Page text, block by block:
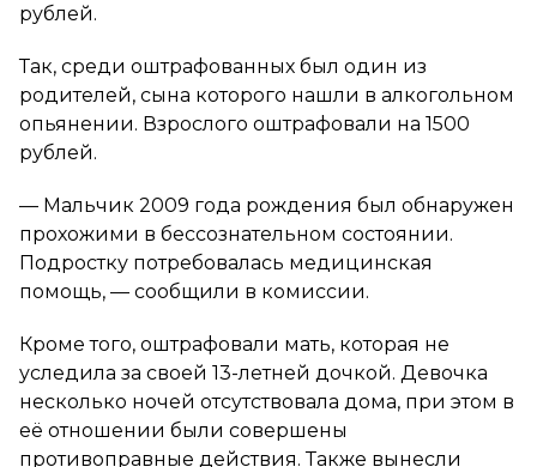
рублей.
Так, среди оштрафованных был один из
родителей, сына которого нашли в алкогольном
опьянении. Взрослого оштрафовали на 1500
рублей.
— Мальчик 2009 года рождения был обнаружен
прохожими в бессознательном состоянии.
Подростку потребовалась медицинская
помощь, — сообщили в комиссии.
Кроме того, оштрафовали мать, которая не
уследила за своей 13-летней дочкой. Девочка
несколько ночей отсутствовала дома, при этом в
её отношении были совершены
противоправные действия. Также вынесли